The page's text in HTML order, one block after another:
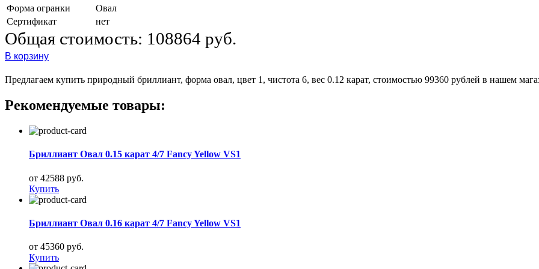
Форма огранки
Овал
Сертификат
нет
Общая стоимость: 108864 руб.
В корзину
Предлагаем купить природный бриллиант, форма овал, цвет 1, чистота 6, вес 0.12 карат, стоимостью 99360 рублей в нашем
Рекомендуемые товары:
Бриллиант Овал 0.15 карат 4/7 Fancy Yellow VS1
от 42588 руб.
Купить
Бриллиант Овал 0.16 карат 4/7 Fancy Yellow VS1
от 45360 руб.
Купить